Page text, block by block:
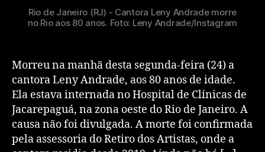
Rio de Janeiro (RJ) - Cantora Leny Andrade morre
no Rio aos 80 anos. Foto: Leny Andrade/Instagram
Morreu na manhã desta segunda-feira (24) a
cantora Leny Andrade, aos 80 anos de idade.
Ela estava internada no Hospital de Clínicas de
Jacarepaguá, na zona oeste do Rio de Janeiro. A
causa não foi divulgada. A morte foi confirmada
pela assessoria do Retiro dos Artistas, onde a